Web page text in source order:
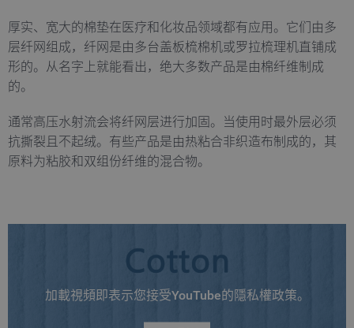
加載視頻即表示您接受YouTube的隱私權政策。
厚实、宽大的棉垫在医疗和化妆品领域都有应用。它们由多
层纤网组成，纤网是由多台盖板梳棉机或罗拉梳理机直铺成
形的。从名字上就能看出，绝大多数产品是由棉纤维制成
的。
通常高压水射流会将纤网层进行加固。当使用时最外层必须
抗撕裂且不起绒。有些产品是由热粘合非织造布制成的，其
原料为粘胶和双组份纤维的混合物。